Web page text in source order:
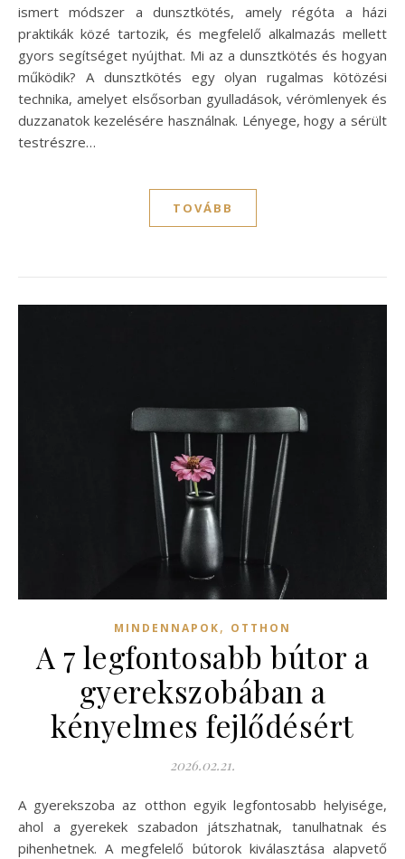
ismert módszer a dunsztkötés, amely régóta a házi
praktikák közé tartozik, és megfelelő alkalmazás mellett
gyors segítséget nyújthat. Mi az a dunsztkötés és hogyan
működik? A dunsztkötés egy olyan rugalmas kötözési
technika, amelyet elsősorban gyulladások, vérömlenyek és
duzzanatok kezelésére használnak. Lényege, hogy a sérült
testrészre…
TOVÁBB
MINDENNAPOK, OTTHON
A 7 legfontosabb bútor a
gyerekszobában a
kényelmes fejlődésért
2026.02.21.
A gyerekszoba az otthon egyik legfontosabb helyisége,
ahol a gyerekek szabadon játszhatnak, tanulhatnak és
pihenhetnek. A megfelelő bútorok kiválasztása alapvető